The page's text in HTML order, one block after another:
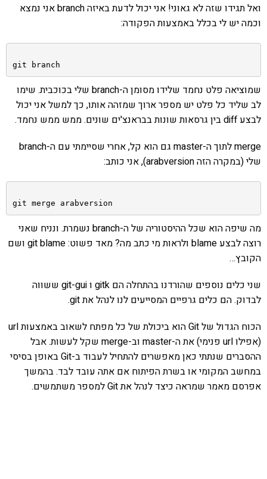
ואל תגידו שזה לא גאוני! אני יכול לדעת באיזה branch אני נמצא
וכמה יש לי בכלל באמצעות הפקודה:
git branch
שמוציאה פלט נחמד שלידו מסומן ה-branch שלי בכוכבית. שימו
לב שליד כל פלט יש מספר ארוך שמזהה אותו, כך למשל אני יכול
לבצע diff בין גרסאות שונות בבראנצ'ים שונים. ממש ממש נחמד.
merge לתוך ה-master גם הוא קל, אחרי שסיימתי עם ה-branch
שלי (במקרה הזה arabversion), אני כותב:
git merge arabversion
מה שיפה הוא שכל ההיסטוריה של ה-branch נשמרת. ונניח שאני
רוצה לבצע blame ולראות מי כתב מה? מאד פשוט: git blame ושם
הקובץ…
שני כלים נוספים שהורדנו בהתחלה הם gitk ו git-gui ששווה
לבדוק. הם כלים גרפיים המסייעים לנו לנהל את git.
הכוח הגדול של Git הוא ביכולת של כל מפתח לשאוב באמצעות url
(אפילו url פנימי) את ה-master וב-merge שקל לעשות. אבל
ההסברים שנתתי כאן מאפשרים להתחיל לעבוד ב-Git באופן בסיסי
במחשב המקומי או בשרת הפיתוח אם אתה עובד לבד. בהמשך
אפרסם מאמר שמראה כיצד לנהל את Git למספר משתמשים.